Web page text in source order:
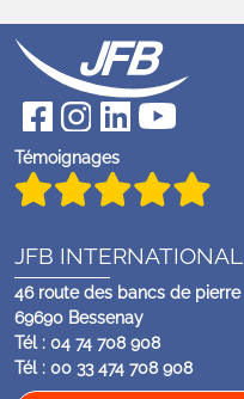
Témoignages
JFB INTERNATIONAL
46 route des bancs de pierre
69690 Bessenay
Tél : 04 74 708 908
Tél : 00 33 474 708 908